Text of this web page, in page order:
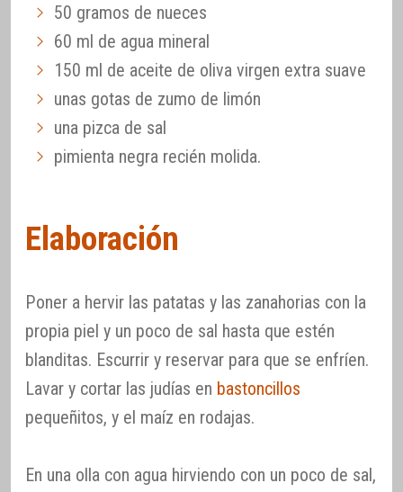
50 gramos de nueces
60 ml de agua mineral
150 ml de aceite de oliva virgen extra suave
unas gotas de zumo de limón
una pizca de sal
pimienta negra recién molida.
Elaboración
Poner a hervir las patatas y las zanahorias con la
propia piel y un poco de sal hasta que estén
blanditas. Escurrir y reservar para que se enfríen.
Lavar y cortar las judías en bastoncillos
pequeñitos, y el maíz en rodajas.
En una olla con agua hirviendo con un poco de sal,